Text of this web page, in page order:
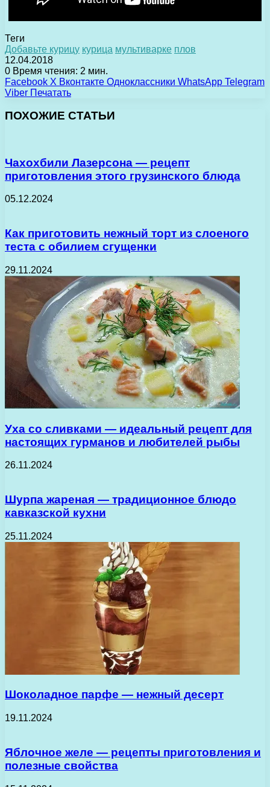
Теги
Добавьте курицу курица мультиварке плов
12.04.2018
0 Время чтения: 2 мин.
Facebook X Вконтакте Одноклассники WhatsApp Telegram
Viber Печатать
ПОХОЖИЕ СТАТЬИ
Чахохбили Лазерсона — рецепт
приготовления этого грузинского блюда
05.12.2024
Как приготовить нежный торт из слоеного
теста с обилием сгущенки
29.11.2024
Уха со сливками — идеальный рецепт для
настоящих гурманов и любителей рыбы
26.11.2024
Шурпа жареная — традиционное блюдо
кавказской кухни
25.11.2024
Шоколадное парфе — нежный десерт
19.11.2024
Яблочное желе — рецепты приготовления и
полезные свойства